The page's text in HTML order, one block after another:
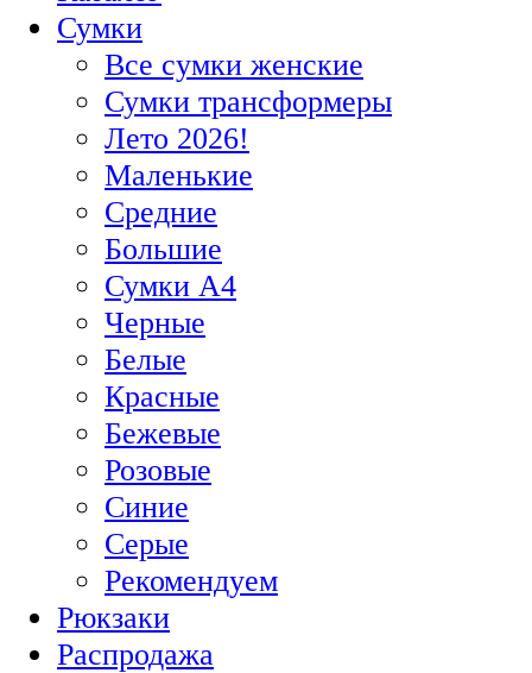
Сумки
Все сумки женские
Сумки трансформеры
Лето 2026!
Маленькие
Средние
Большие
Сумки А4
Черные
Белые
Красные
Бежевые
Розовые
Синие
Серые
Рекомендуем
Рюкзаки
Распродажа